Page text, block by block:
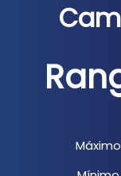
Máximo